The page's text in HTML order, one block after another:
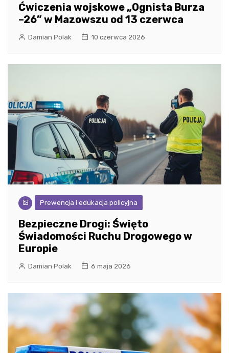
Ćwiczenia wojskowe „Ognista Burza
–26” w Mazowszu od 13 czerwca
Damian Polak 10 czerwca 2026
Prewencja i edukacja policyjna
Bezpieczne Drogi: Święto
Świadomości Ruchu Drogowego w
Europie
Damian Polak 6 maja 2026